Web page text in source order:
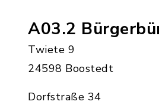
A03.2
Twiete 9
24598 Boostedt
Dorfstraße 34